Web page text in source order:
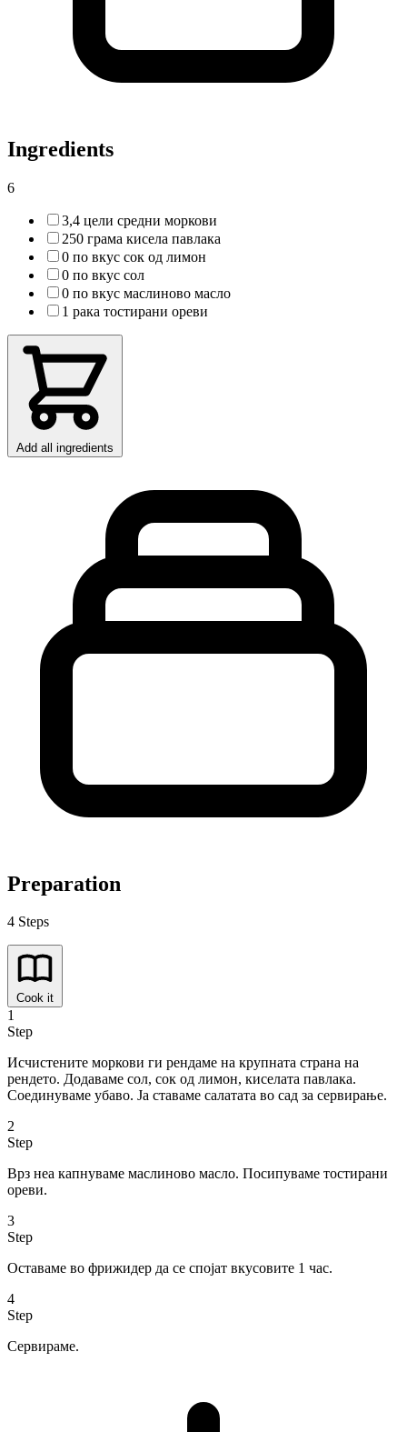
Ingredients
6
3,4 цели средни моркови
250 грама кисела павлака
0 по вкус сок од лимон
0 по вкус сол
0 по вкус маслиново масло
1 рака тостирани ореви
Add all ingredients
Preparation
4 Steps
Cook it
1
Step
Исчистените моркови ги рендаме на крупната страна на
рендето. Додаваме сол, сок од лимон, киселата павлака.
Соединуваме убаво. Ја ставаме салатата во сад за сервирање.
2
Step
Врз неа капнуваме маслиново масло. Посипуваме тостирани
ореви.
3
Step
Оставаме во фрижидер да се спојат вкусовите 1 час.
4
Step
Сервираме.